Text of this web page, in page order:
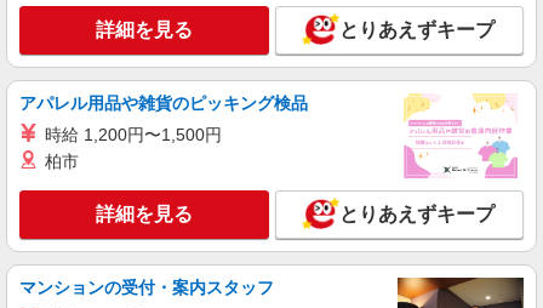
り時給を見直します。 ※アルバイト賞与（寸
志）：あり 年2回。勤続年数により金額UP。
フローレンスケア千鳥町 （東京都大田区千鳥
3-21-3）
キープ 詳細を見る
正社員
福祉施設での調理師（チーフ候補）【正社員】
月給27万円〜30万円 ※給与は経験や前職給与
に応じて決定します。 賞与年2回
イリーゼ蒲田・悠生苑 （東京都大田区北糀谷
詳細を見る とりあえずキープ
アパレル用品や雑貨のピッキング検品
時給 1,200円〜1,500円
柏市
詳細を見る とりあえずキープ
マンションの受付・案内スタッフ